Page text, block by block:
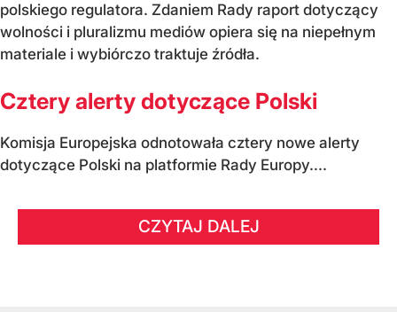
polskiego regulatora. Zdaniem Rady raport dotyczący
wolności i pluralizmu mediów opiera się na niepełnym
materiale i wybiórczo traktuje źródła.
Cztery alerty dotyczące Polski
Komisja Europejska odnotowała cztery nowe alerty
dotyczące Polski na platformie Rady Europy....
CZYTAJ DALEJ